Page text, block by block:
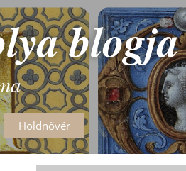
blogja
Holdnővér